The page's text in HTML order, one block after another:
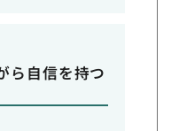
ら自信を持つ